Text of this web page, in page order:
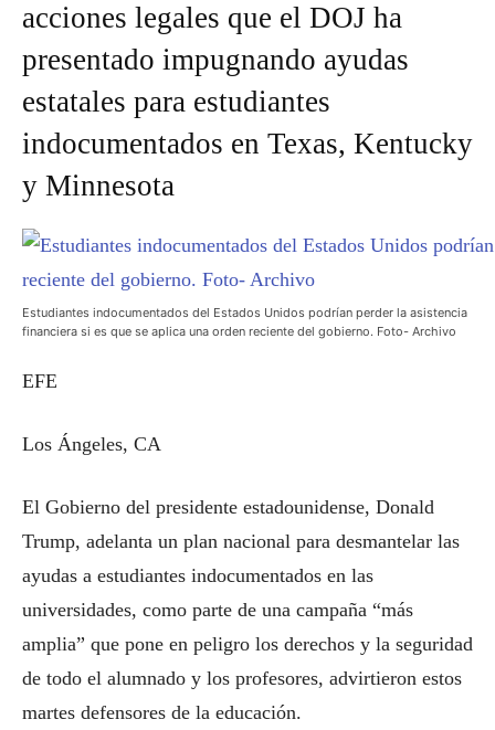
acciones legales que el DOJ ha
presentado impugnando ayudas
estatales para estudiantes
indocumentados en Texas, Kentucky
y Minnesota
Estudiantes indocumentados del Estados Unidos podrían perder la asistencia
financiera si es que se aplica una orden reciente del gobierno. Foto- Archivo
EFE
Los Ángeles, CA
El Gobierno del presidente estadounidense, Donald
Trump, adelanta un plan nacional para desmantelar las
ayudas a estudiantes indocumentados en las
universidades, como parte de una campaña “más
amplia” que pone en peligro los derechos y la seguridad
de todo el alumnado y los profesores, advirtieron estos
martes defensores de la educación.